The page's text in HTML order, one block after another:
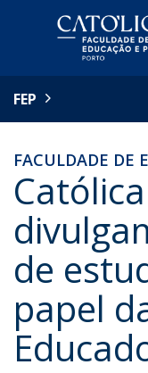
FEP
FACULDADE DE
de
papel